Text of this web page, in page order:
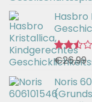
Bewertet
mit
2.67
von 5
Hasbro
Bewertet
mit
2.49
von 5
€26,99
Noris